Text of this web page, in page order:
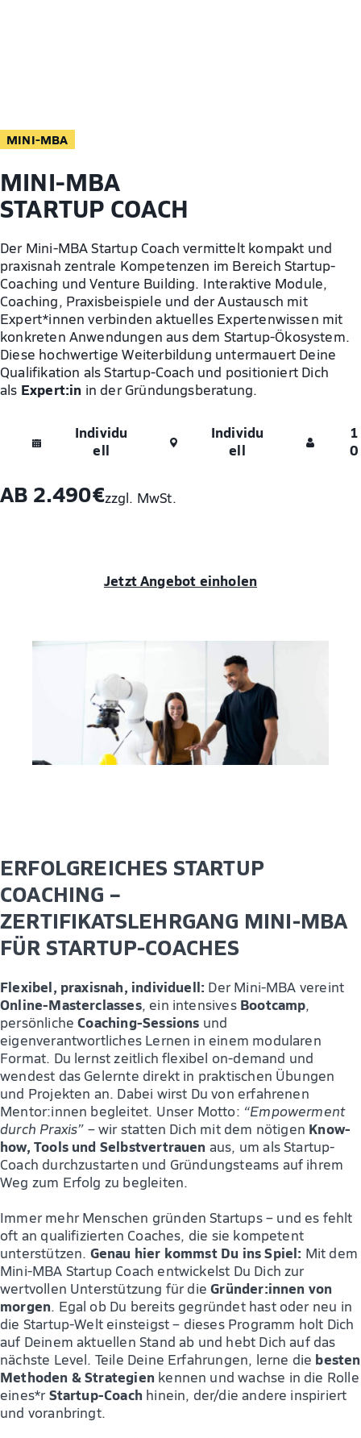
MINI-MBA
MINI-MBA
STARTUP COACH
Der Mini-MBA Startup Coach vermittelt kompakt und
praxisnah zentrale Kompetenzen im Bereich Startup-
Coaching und Venture Building. Interaktive Module,
Coaching, Praxisbeispiele und der Austausch mit
Expert*innen verbinden aktuelles Expertenwissen mit
konkreten Anwendungen aus dem Startup-Ökosystem.
Diese hochwertige Weiterbildung untermauert Deine
Qualifikation als Startup-Coach und positioniert Dich
als Expert:in in der Gründungsberatung.
Individu
ell
Individu
ell
1
0
AB 2.490€zzgl. MwSt.
Jetzt Angebot einholen
ERFOLGREICHES STARTUP
COACHING –
ZERTIFIKATSLEHRGANG MINI-MBA
FÜR STARTUP-COACHES
Flexibel, praxisnah, individuell: Der Mini-MBA vereint
Online-Masterclasses, ein intensives Bootcamp,
persönlicheCoaching-Sessions und
eigenverantwortliches Lernen in einem modularen
Format. Du lernst zeitlich flexibel on-demand und
wendest das Gelernte direkt in praktischen Übungen
und Projekten an. Dabei wirst Du von erfahrenen
Mentor:innen begleitet. Unser Motto: “Empowerment
durch Praxis” – wir statten Dich mit dem nötigen Know-
how, Tools und Selbstvertrauen aus, um als Startup-
Coach durchzustarten und Gründungsteams auf ihrem
Weg zum Erfolg zu begleiten.
Immer mehr Menschen gründen Startups – und es fehlt
oft an qualifizierten Coaches, die sie kompetent
unterstützen. Genau hier kommst Du ins Spiel: Mit dem
Mini-MBA Startup Coach entwickelst Du Dich zur
wertvollen Unterstützung für dieGründer:innen von
morgen. Egal ob Du bereits gegründet hast oder neu in
die Startup-Welt einsteigst – dieses Programm holt Dich
auf Deinem aktuellen Stand ab und hebt Dich auf das
nächste Level. Teile Deine Erfahrungen, lerne die besten
Methoden & Strategien kennen und wachse in die Rolle
eines*rStartup-Coach hinein, der/die andere inspiriert
und voranbringt.